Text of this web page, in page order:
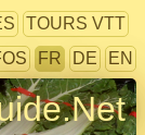
TOURS VTT
FR DE EN